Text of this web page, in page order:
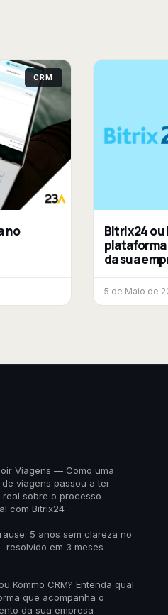
CRM
no
Bitrix24 ou
da sua
5 de Maio de
Viagens — Como uma
viagens passou a ter
real sobre o processo
com Bitrix24
5 anos sem clareza no
resolvido em 3 meses
Kommo CRM? Entenda qual
que acompanha o
da sua empresa